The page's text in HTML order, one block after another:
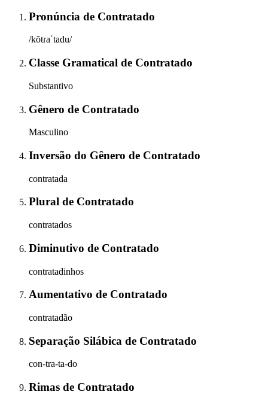
Pronúncia de Contratado
/kõtɾaˈtadu/
Classe Gramatical de Contratado
Substantivo
Gênero de Contratado
Masculino
Inversão do Gênero de Contratado
contratada
Plural de Contratado
contratados
Diminutivo de Contratado
contratadinhos
Aumentativo de Contratado
contratadão
Separação Silábica de Contratado
con-tra-ta-do
Rimas de Contratado